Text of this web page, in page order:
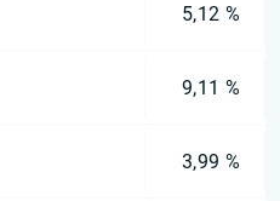
5,12 %
9,11 %
3,99 %